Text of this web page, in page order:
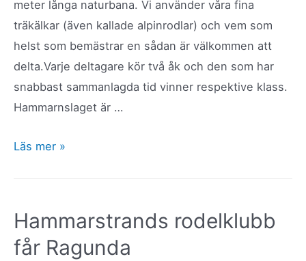
meter långa naturbana. Vi använder våra fina
träkälkar (även kallade alpinrodlar) och vem som
helst som bemästrar en sådan är välkommen att
delta.Varje deltagare kör två åk och den som har
snabbast sammanlagda tid vinner respektive klass.
Hammarnslaget är …
Välkommen
2
mars
Läs mer »
Hammarstrands rodelklubb
får Ragunda